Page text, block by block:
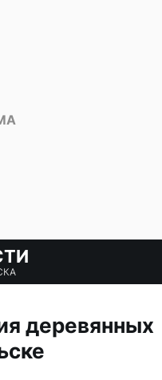
деревянных